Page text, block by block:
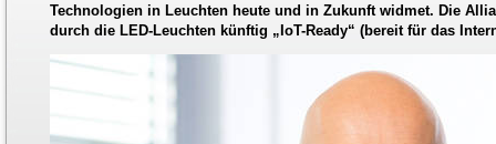
Technologien in Leuchten heute und in Zukunft widmet. Die
durch die LED-Leuchten künftig „IoT-Ready“ (bereit für das